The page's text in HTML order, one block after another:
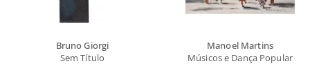
Bruno Giorgi
Sem Título
Manoel Martins
Músicos e Dança Popular